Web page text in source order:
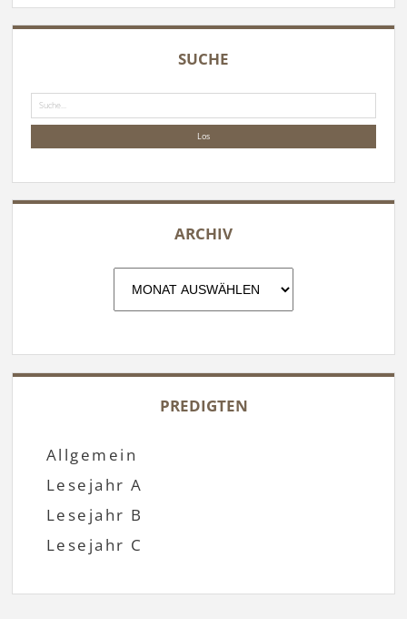
SUCHE
Suche
ARCHIV
Archiv
PREDIGTEN
Allgemein
Lesejahr A
Lesejahr B
Lesejahr C